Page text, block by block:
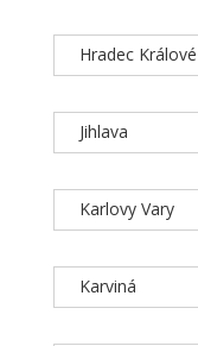
Hradec Králové
Jihlava
Karlovy Vary
Karviná